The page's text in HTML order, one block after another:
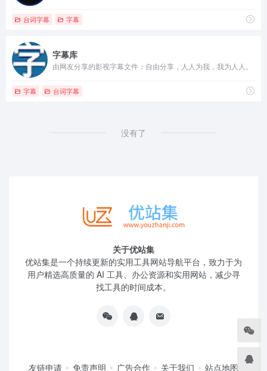
台词字幕 字幕
字幕库
由网友分享的影视字幕文件：自由分享，人人为我，我为人人。
字幕 台词字幕
没有了
关于优站集
优站集是一个持续更新的实用工具网站导航平台，致力于为
用户精选高质量的 AI 工具、办公资源和实用网站，减少寻
找工具的时间成本。
友链申请 免责声明 广告合作 关于我们 站点地图